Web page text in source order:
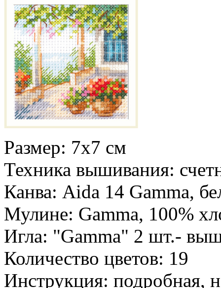
Размер: 7х7 см
Техника вышивания:
Канва: Aida 14 Gamma,
Мулине: Gamma, 100%
Игла: "Gamma" 2 шт.-
Количество цветов: 19
Инструкция: подробная,